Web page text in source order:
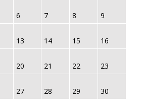
6 7 8 9
13 14 15 16
20 21 22 23
27 28 29 30